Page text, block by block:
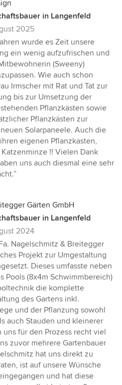
in Langenfeld
2025
wurde es Zeit unsere
ein wenig aufzufrischen und
(Sweeny)
Wie auch schon
Irmscher mit Rat und Tat zur
bis zur Umsetzung der
Pflanzkästen sowie
Pflanzkästen zur
Solarpaneele. Auch die
eigenen Pflanzkasten,
!! Vielen Dank
uns auch diesmal eine sehr
Gärten GmbH
in Langenfeld
2024
Nagelschmitz & Breitegger
Projekt zur Umgestaltung
Dieses umfasste neben
Pools (8x4m Schwimmbereich)
die komplette
des Gartens inkl.
und der Pflanzung sowohl
auch Stauden und kleinerer
uns für den Prozess recht viel
zuvor mehrere Gartenbauer
hat uns direkt zu
ist auf unsere Wünsche
und hat diese